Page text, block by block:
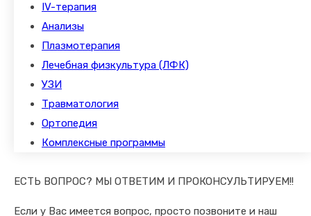
IV-терапия
Анализы
Плазмотерапия
Лечебная физкультура (ЛФК)
УЗИ
Травматология
Ортопедия
Комплексные программы
ЕСТЬ ВОПРОС? МЫ ОТВЕТИМ И ПРОКОНСУЛЬТИРУЕМ!!
Если у Вас имеется вопрос, просто позвоните и наш